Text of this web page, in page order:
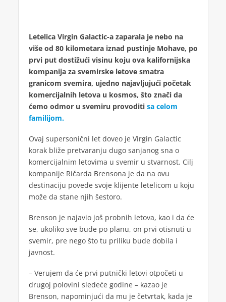
Letelica Virgin Galactic-a zaparala je nebo na
više od 80 kilometara iznad pustinje Mohave, po
prvi put dostižući visinu koju ova kalifornijska
kompanija za svemirske letove smatra
granicom svemira, ujedno najavljujući početak
komercijalnih letova u kosmos, što znači da
ćemo odmor u svemiru provoditisa celom
familijom.
Ovaj supersonični let doveo je Virgin Galactic
korak bliže pretvaranju dugo sanjanog sna o
komercijalnim letovima u svemir u stvarnost. Cilj
kompanije Ričarda Brensona je da na ovu
destinaciju povede svoje klijente letelicom u koju
može da stane njih šestoro.
Brenson je najavio još probnih letova, kao i da će
se, ukoliko sve bude po planu, on prvi otisnuti u
svemir, pre nego što tu priliku bude dobila i
javnost.
– Verujem da će prvi putnički letovi otpočeti u
drugoj polovini sledeće godine – kazao je
Brenson, napominjući da mu je četvrtak, kada je